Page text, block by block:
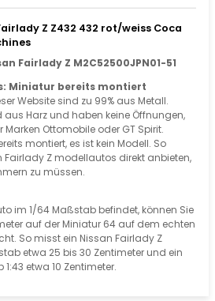
Z Z432 432 rot/weiss Coca
Fairlady Z M2C52500JPN01-51
Miniatur bereits montiert
Website sind zu 99% aus Metall.
Harz und haben keine Öffnungen,
Marken Ottomobile oder GT Spirit.
montiert, es ist kein Modell. So
Fairlady Z modellautos direkt anbieten,
zu müssen.
im 1/64 Maßstab befindet, können Sie
auf der Miniatur 64 auf dem echten
So misst ein Nissan Fairlady Z
etwa 25 bis 30 Zentimeter und ein
etwa 10 Zentimeter.